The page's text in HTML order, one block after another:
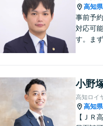
高知県
事前予
対応可
す。ま
小野
高知ロイ
高知県
【ＪＲ